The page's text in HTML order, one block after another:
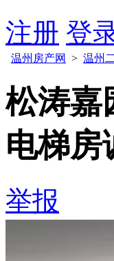
注册 登
温州房产网 > 温州
松涛嘉
电梯房
举报